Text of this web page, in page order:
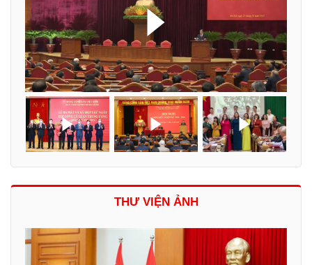
THƯ VIỆN ẢNH